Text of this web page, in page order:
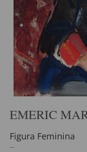
EMERIC
Figura Feminina